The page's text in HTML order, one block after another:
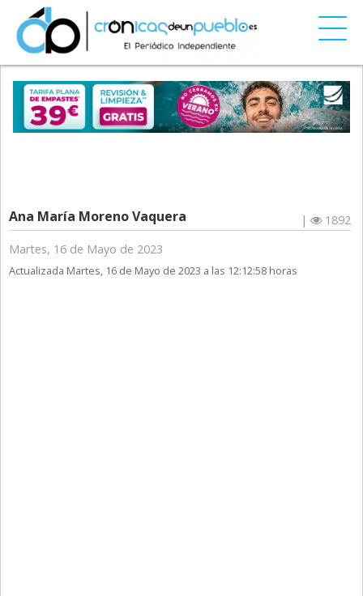
Ana María Moreno Vaquera |
1892
Martes, 16 de Mayo de 2023
Actualizada Martes, 16 de Mayo de 2023 a las 12:12:58 horas